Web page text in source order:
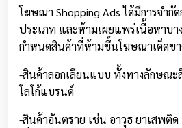
โฆษณา Shopping Ads ได้มีการจำกั
ประเภท และห้ามเผยแพร่เนื้อหาบาง
กำหนดสินค้าที่ห้ามขึ้นโฆษณาเด็ดขา
-สินค้าลอกเลียนแบบ ทั้งทางลักษณ
โลโก้แบรนด์
-สินค้าอันตราย เช่น อาวุธ ยาเสพติ